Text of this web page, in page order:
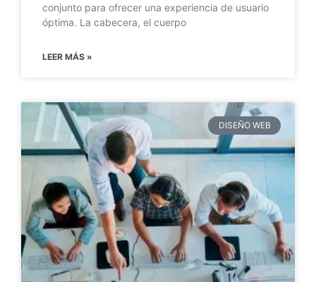
conjunto para ofrecer una experiencia de usuario
óptima. La cabecera, el cuerpo
LEER MÁS »
DISEÑO WEB